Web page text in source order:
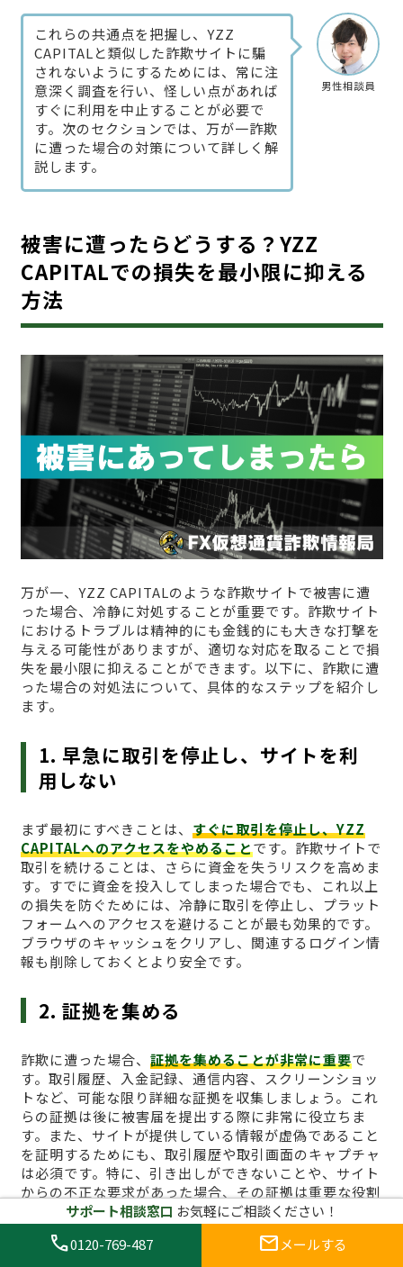
男性相談員
これらの共通点を把握し、YZZ
CAPITALと類似した詐欺サイトに騙
されないようにするためには、常に注
意深く調査を行い、怪しい点があれば
すぐに利用を中止することが必要で
す。次のセクションでは、万が一詐欺
に遭った場合の対策について詳しく解
説します。
被害に遭ったらどうする？YZZ
CAPITALでの損失を最小限に抑える
方法
万が一、YZZ CAPITALのような詐欺サイトで被害に遭
った場合、冷静に対処することが重要です。詐欺サイト
におけるトラブルは精神的にも金銭的にも大きな打撃を
与える可能性がありますが、適切な対応を取ることで損
失を最小限に抑えることができます。以下に、詐欺に遭
った場合の対処法について、具体的なステップを紹介し
ます。
1. 早急に取引を停止し、サイトを利
用しない
まず最初にすべきことは、 すぐに取引を停止し、YZZ
CAPITALへのアクセスをやめることです。詐欺サイトで
取引を続けることは、さらに資金を失うリスクを高めま
す。すでに資金を投入してしまった場合でも、これ以上
の損失を防ぐためには、冷静に取引を停止し、プラット
フォームへのアクセスを避けることが最も効果的です。
ブラウザのキャッシュをクリアし、関連するログイン情
報も削除しておくとより安全です。
2. 証拠を集める
詐欺に遭った場合、 証拠を集めることが非常に重要で
す。取引履歴、入金記録、通信内容、スクリーンショッ
トなど、可能な限り詳細な証拠を収集しましょう。これ
らの証拠は後に被害届を提出する際に非常に役立ちま
す。また、サイトが提供している情報が虚偽であること
を証明するためにも、取引履歴や取引画面のキャプチャ
は必須です。特に、引き出しができないことや、サイト
からの不正な要求があった場合、その証拠は重要な役割
を果たします。
3. 詐欺サイトに関する通報を行う
サポート相談窓口 お気軽にご相談ください！
call0120-769-487 mail メールする